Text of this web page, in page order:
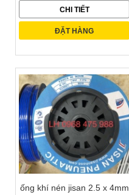
CHI TIẾT
ĐẶT HÀNG
ống khí nén jisan 2.5 x 4mm